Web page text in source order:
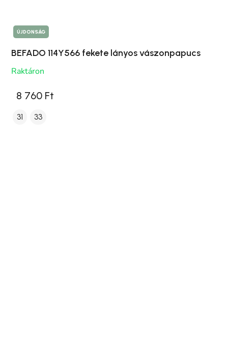
ÚJDONSÁG
BEFADO 114Y566 fekete lányos vászonpapucs
Raktáron
8 760 Ft
31 33